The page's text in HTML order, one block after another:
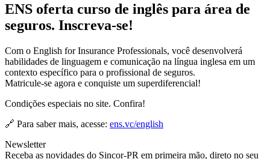
ENS oferta curso de inglês para área de
seguros. Inscreva-se!
Com o English for Insurance Professionals, você desenvolverá
habilidades de linguagem e comunicação na língua inglesa em um
contexto específico para o profissional de seguros.
Matricule-se agora e conquiste um superdiferencial!
Condições especiais no site. Confira!
🔗 Para saber mais, acesse: ens.vc/english
Newsletter
Receba as novidades do Sincor-PR em primeira mão, direto no seu